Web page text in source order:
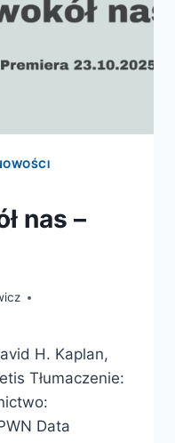
nas –
H. Kaplan,
Tłumaczenie:
Data